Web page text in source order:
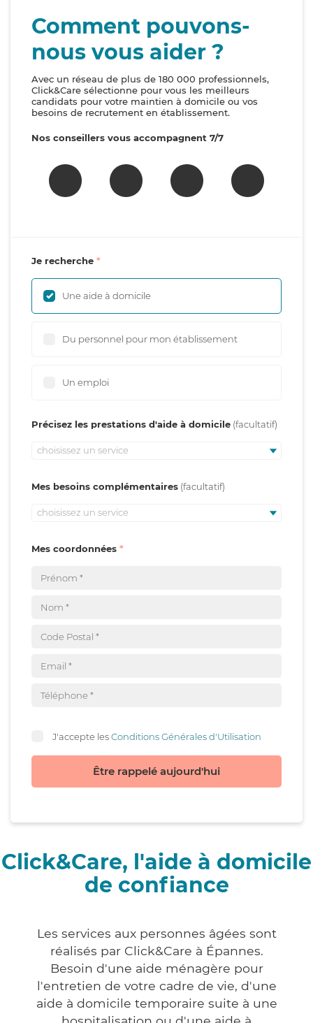
Comment pouvons-
nous vous aider ?
Avec un réseau de plus de 180 000 professionnels,
Click&Care sélectionne pour vous les meilleurs
candidats pour votre maintien à domicile ou vos
besoins de recrutement en établissement.
Nos conseillers vous accompagnent 7/7
Je recherche
Une aide à domicile
Du personnel pour mon établissement
Un emploi
Précisez les prestations d'aide à domicile
choisissez un service
Mes besoins complémentaires
choisissez un service
Mes coordonnées
J'accepte lesConditions Générales d'Utilisation
Être rappelé aujourd'hui
Click&Care, l'aide à domicile
de confiance
Les services aux personnes âgées sont
réalisés par Click&Care à Épannes.
Besoin d'une aide ménagère pour
l'entretien de votre cadre de vie, d'une
aide à domicile temporaire suite à une